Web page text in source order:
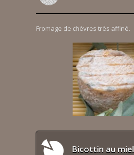
Fromage de chèvres très affiné.
Bicottin au miel